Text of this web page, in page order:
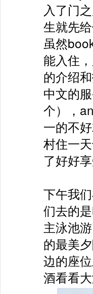
入了门
生就先
虽然
能入住
的介绍
中文的
个），
一的不
村住一
了好好
下午我
们去的
主泳池
的最美
边的座